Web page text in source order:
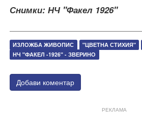
Снимки: НЧ "Факел 1926"
ИЗЛОЖБА ЖИВОПИС "ЦВЕТНА СТИХИЯ"
НЧ "ФАКЕЛ -1926" - ЗВЕРИНО
Добави коментар
РЕКЛАМА